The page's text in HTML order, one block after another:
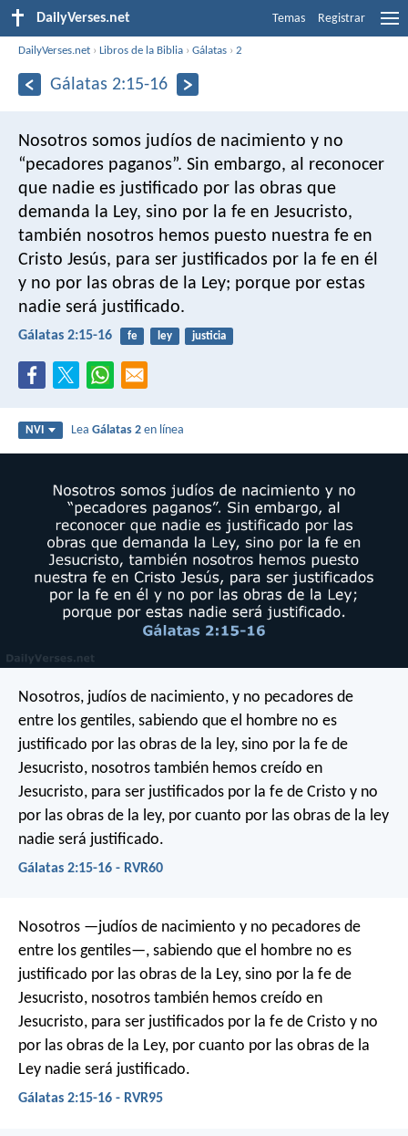
DailyVerses.net Temas Registrar
DailyVerses.net ›Libros de la Biblia ›Gálatas ›2
Gálatas 2:15-16
Nosotros somos judíos de nacimiento y no
“pecadores paganos”. Sin embargo, al reconocer
que nadie es justificado por las obras que
demanda la Ley, sino por la fe en Jesucristo,
también nosotros hemos puesto nuestra fe en
Cristo Jesús, para ser justificados por la fe en él
y no por las obras de la Ley; porque por estas
nadie será justificado.
Gálatas 2:15-16 fe ley justicia
NVI LeaGálatas 2 en línea
Nosotros, judíos de nacimiento, y no pecadores de
entre los gentiles, sabiendo que el hombre no es
justificado por las obras de la ley, sino por la fe de
Jesucristo, nosotros también hemos creído en
Jesucristo, para ser justificados por la fe de Cristo y no
por las obras de la ley, por cuanto por las obras de la ley
nadie será justificado.
Gálatas 2:15-16 - RVR60
Nosotros —judíos de nacimiento y no pecadores de
entre los gentiles—, sabiendo que el hombre no es
justificado por las obras de la Ley, sino por la fe de
Jesucristo, nosotros también hemos creído en
Jesucristo, para ser justificados por la fe de Cristo y no
por las obras de la Ley, por cuanto por las obras de la
Ley nadie será justificado.
Gálatas 2:15-16 - RVR95